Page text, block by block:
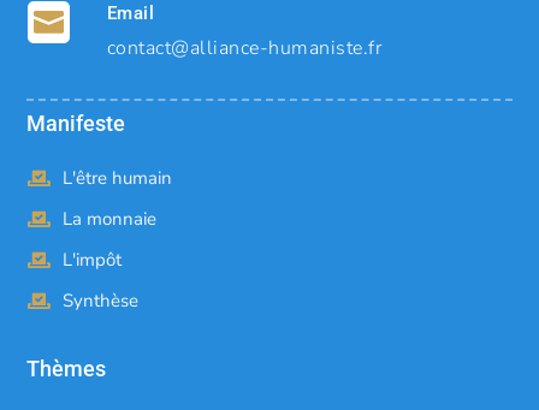
 Email
contact@alliance-humaniste.fr
Manifeste
L'être humain
La monnaie
L'impôt
Synthèse
Thèmes